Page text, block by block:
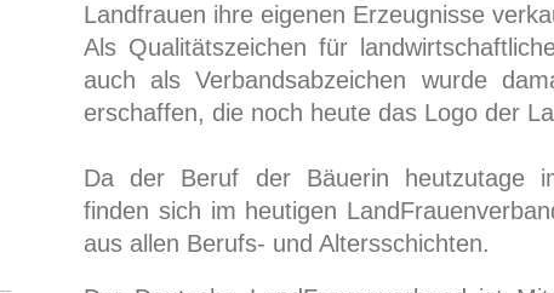
Landfrauen ihre eigenen Erzeugnisse
Als Qualitätszeichen für
auch als Verbandsabzeichen wurde
erschaffen, die noch heute das Logo der
Da der Beruf der Bäuerin heutzutage
finden sich im heutigen
aus allen Berufs- und Altersschichten.